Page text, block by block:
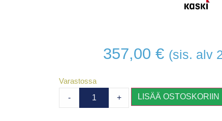
357,00 € (sis. alv
Varastossa
- + LISÄÄ OSTOSKORIIN